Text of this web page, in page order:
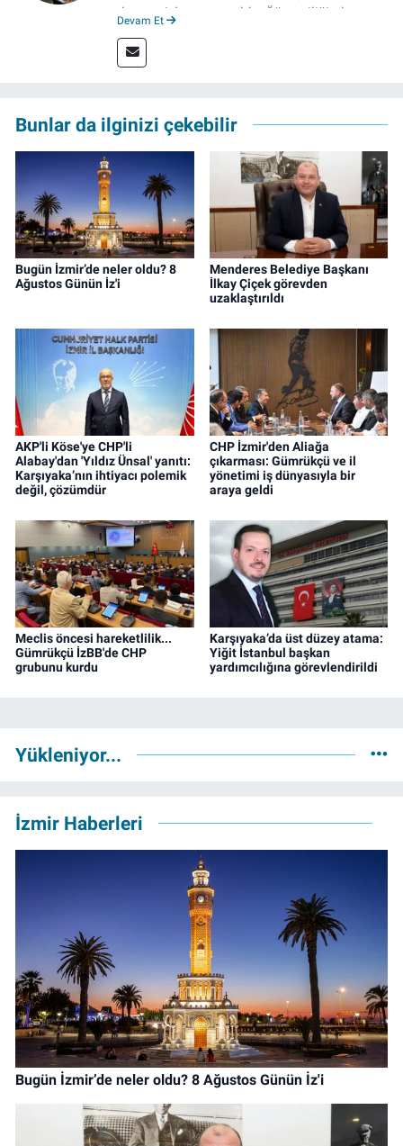
derecesiyle mezun oldu. Öğrenciliğinde
deneyimin dışında kapatılana kadar Artı TV
ve TELE1 TV Ankara bürolarında editör ve
Devam Et
Bunlar da ilginizi çekebilir
Bugün İzmir’de neler oldu? 8
Ağustos Günün İz'i
Menderes Belediye Başkanı
İlkay Çiçek görevden
uzaklaştırıldı
AKP'li Köse'ye CHP'li
Alabay'dan 'Yıldız Ünsal' yanıtı:
Karşıyaka’nın ihtiyacı polemik
değil, çözümdür
CHP İzmir'den Aliağa
çıkarması: Gümrükçü ve il
yönetimi iş dünyasıyla bir
araya geldi
Meclis öncesi hareketlilik...
Gümrükçü İzBB'de CHP
grubunu kurdu
Karşıyaka’da üst düzey atama:
Yiğit İstanbul başkan
yardımcılığına görevlendirildi
Yükleniyor...
İzmir Haberleri
Bugün İzmir’de neler oldu? 8 Ağustos Günün İz'i